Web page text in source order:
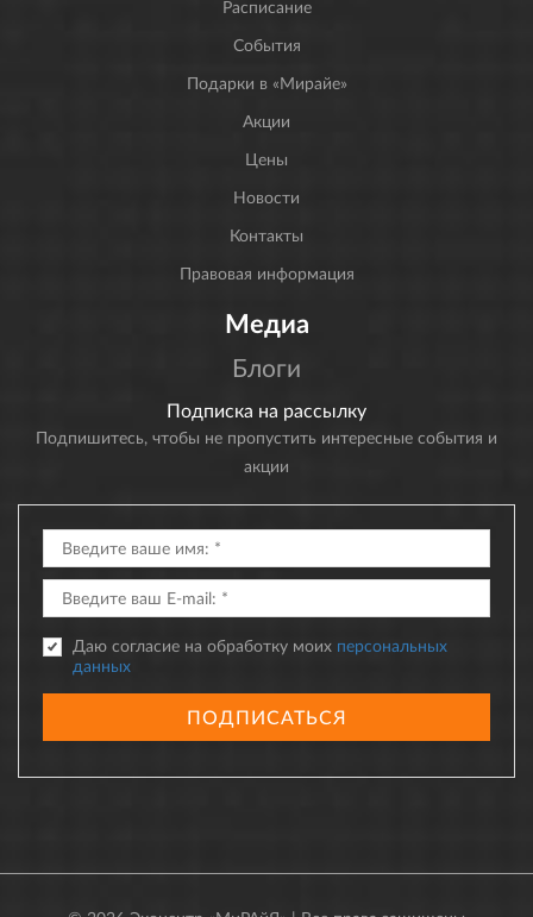
Расписание
События
Подарки в «Мирайе»
Акции
Цены
Новости
Контакты
Правовая информация
Медиа
Блоги
Подписка на рассылку
Подпишитесь, чтобы не пропустить интересные события и
акции
Даю согласие на обработку моих персональных
данных
ПОДПИСАТЬСЯ